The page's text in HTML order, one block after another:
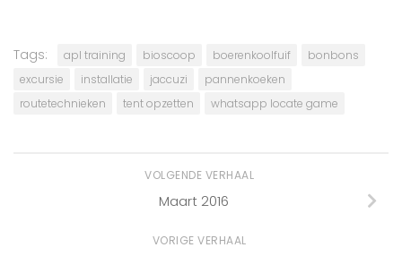
Tags: apl training bioscoop boerenkoolfuif
bonbons
excursie
installatie jaccuzi
pannenkoeken
routetechnieken
tent opzetten whatsapp locate game
VOLGENDE VERHAAL
Maart 2016
VORIGE VERHAAL